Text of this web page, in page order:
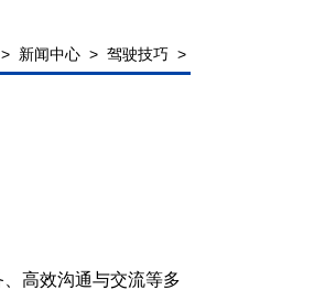
> 新闻中心 > 驾驶技巧 >
高效沟通与交流等多